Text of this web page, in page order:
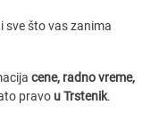
sve što vas zanima
cene, radno vreme,
pravo u Trstenik.